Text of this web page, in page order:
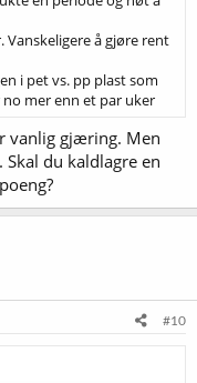
Vanskeligere å gjøre rent
i pet vs. pp plast som
mer enn et par uker
vanlig gjæring. Men
du kaldlagre en
#10